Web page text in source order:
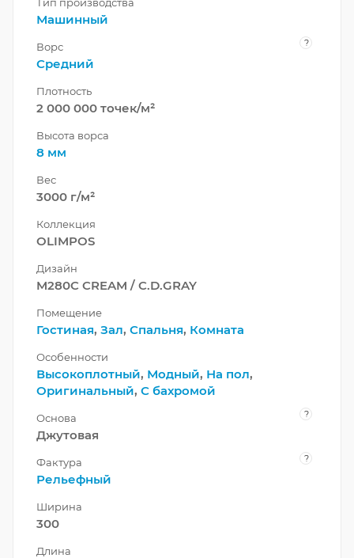
Машинный
Ворс ?
Средний
Плотность
2 000 000 точек/м²
Высота ворса
8 мм
Вес
3000 г/м²
Коллекция
OLIMPOS
Дизайн
M280C CREAM / C.D.GRAY
Помещение
Гостиная, Зал, Спальня, Комната
Особенности
Высокоплотный, Модный, На пол,
Оригинальный, С бахромой
Основа ?
Джутовая
Фактура ?
Рельефный
Ширина
300
Длина